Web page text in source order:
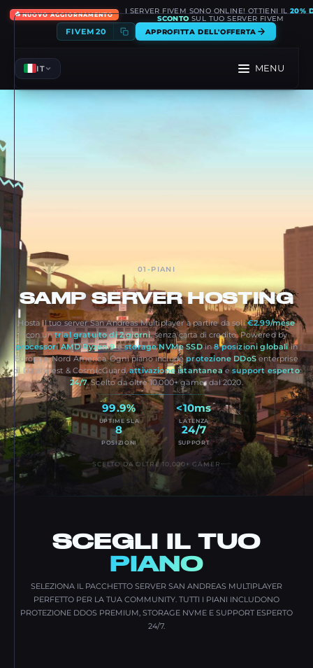
🔥NUOVO AGGIORNAMENTO I SERVER FIVEM SONO ONLINE! OTTIENI IL20%
SCONTO SUL TUO SERVER FIVEM
FIVEM20 APPROFITTA DELL'OFFERTA
IT MENU
01 -PIANI
SAMP SERVER HOSTING
Hosta il tuo server San Andreas Multiplayer a partire da soli€2.99/mese
con untrial gratuito di 2 giorni, senza carta di credito. Powered by
processori AMD Ryzen 9estorage NVMe SSDin8 posizioni globaliin
Europa e Nord America. Ogni piano includeprotezione DDoSenterprise
di Dataforest & CosmicGuard,attivazione istantaneaesupport esperto
24/7. Scelto da oltre 10,000+ gamer dal 2020.
99.9%
UPTIME SLA
<10ms
LATENZA
8
POSIZIONI
24/7
SUPPORT
SCELTO DA OLTRE 10,000+ GAMER
SCEGLI IL TUO
PIANO
SELEZIONA IL PACCHETTO SERVER SAN ANDREAS MULTIPLAYER
PERFETTO PER LA TUA COMMUNITY. TUTTI I PIANI INCLUDONO
PROTEZIONE DDOS PREMIUM, STORAGE NVME E SUPPORT ESPERTO
24/7.